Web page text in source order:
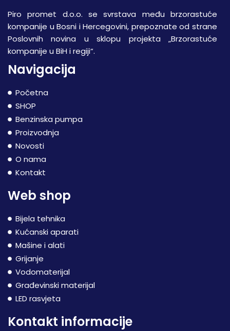
Piro promet d.o.o. se svrstava među brzorastuće
kompanije u Bosni i Hercegovini, prepoznate od strane
Poslovnih novina u sklopu projekta „Brzorastuće
kompanije u BiH i regiji“.
Navigacija
Početna
SHOP
Benzinska pumpa
Proizvodnja
Novosti
O nama
Kontakt
Web shop
Bijela tehnika
Kućanski aparati
Mašine i alati
Grijanje
Vodomaterijal
Građevinski materijal
LED rasvjeta
Kontakt informacije